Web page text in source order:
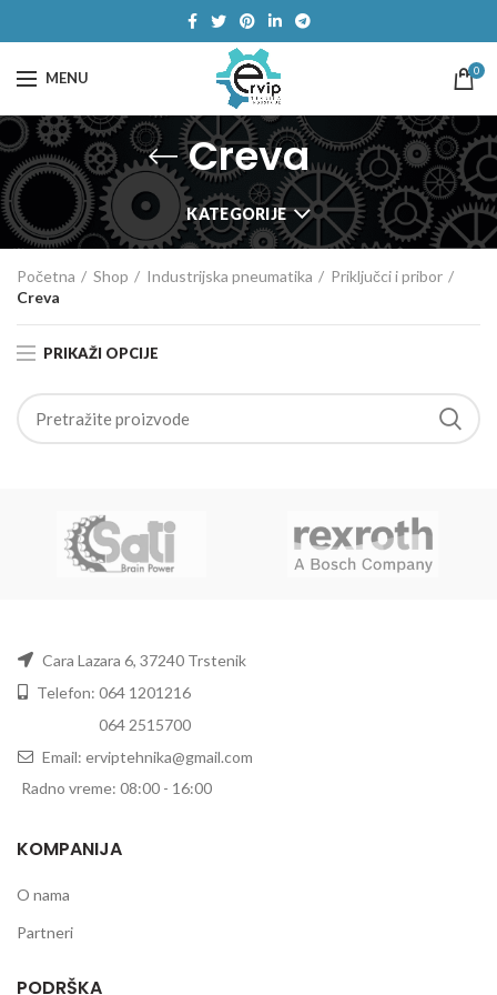
MENU 0
Creva
KATEGORIJE
Početna Shop Industrijska pneumatika
Priključci i pribor
Creva
PRIKAŽI OPCIJE
Cara Lazara 6, 37240 Trstenik
Telefon: 064 1201216
064 2515700
Email: erviptehnika@gmail.com
Radno vreme: 08:00 - 16:00
KOMPANIJA
O nama
Partneri
PODRŠKA